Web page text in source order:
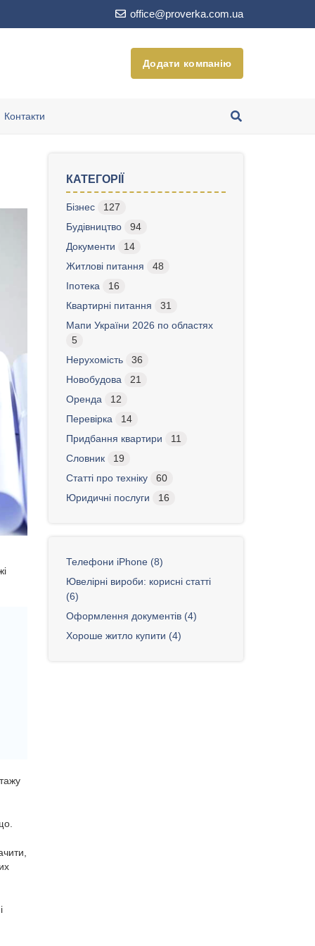
office@proverka.com.ua
Додати компанію
Контакти
КАТЕГОРІЇ
Бізнес
127
Будівництво
94
Документи
14
Житлові питання
48
Іпотека
16
Квартирні питання
31
Мапи України 2026 по областях
5
Нерухомість
36
Новобудова
21
Оренда
12
Перевірка
14
Придбання квартири
11
Словник
19
Статті про техніку
60
Юридичні послуги
16
Телефони iPhone (8)
Ювелірні вироби: корисні статті
(6)
Оформлення документів (4)
Хороше житло купити (4)